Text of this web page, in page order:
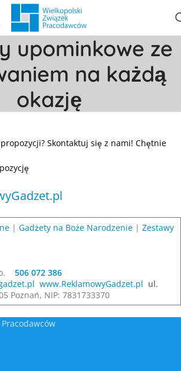
upominkowe ze
na każdą
okazję
Skontaktuj się z nami! Chętnie
| Gadżety na Boże Narodzenie | Zestawy
506 072 386
www.ReklamowyGadzet.pl ul.
Poznań, NIP: 7831733370